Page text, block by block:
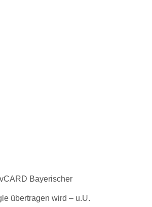
Bayerischer
übertragen wird – u.U.